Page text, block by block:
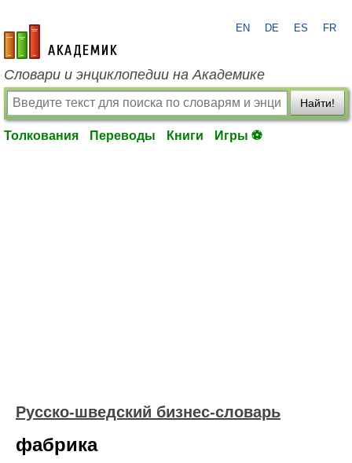
academic.ru
EN DE ES FR
Словари и энциклопедии на Академике
Найти!
Толкования Переводы Книги Игры ⚽
Русско-шведский бизнес-словарь
фабрика